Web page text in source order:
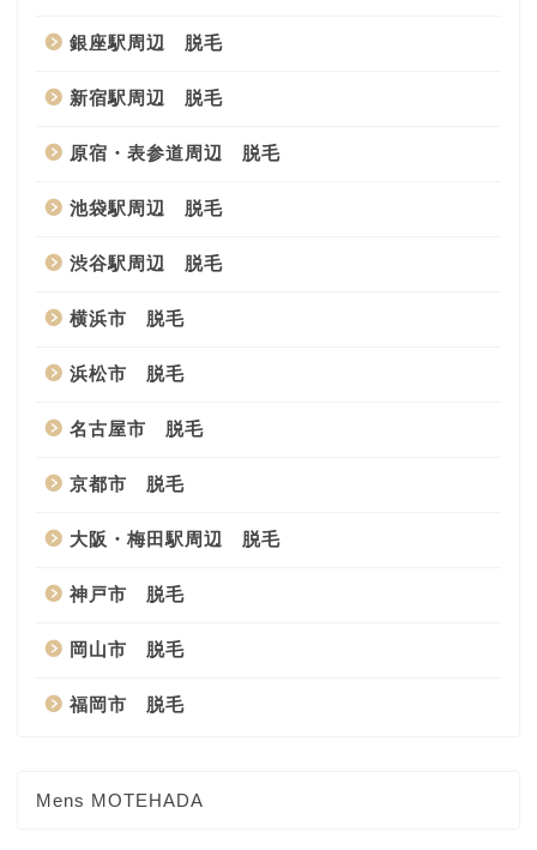
銀座駅周辺 脱毛
新宿駅周辺 脱毛
原宿・表参道周辺 脱毛
池袋駅周辺 脱毛
渋谷駅周辺 脱毛
横浜市 脱毛
浜松市 脱毛
名古屋市 脱毛
京都市 脱毛
大阪・梅田駅周辺 脱毛
神戸市 脱毛
岡山市 脱毛
福岡市 脱毛
Mens MOTEHADA